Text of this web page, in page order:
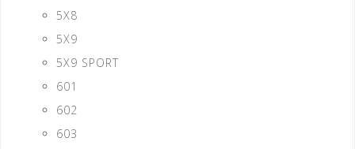
5X8
5X9
5X9 SPORT
601
602
603